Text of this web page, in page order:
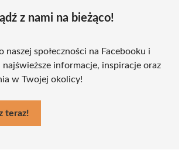
z nami na bieżąco!
naszej społeczności na Facebooku i
informacje, inspiracje oraz
w Twojej okolicy!
teraz!